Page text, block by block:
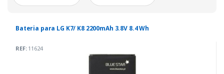
Bateria para LG K7/ K8 2200mAh 3.8V 8.4 Wh
REF:11624